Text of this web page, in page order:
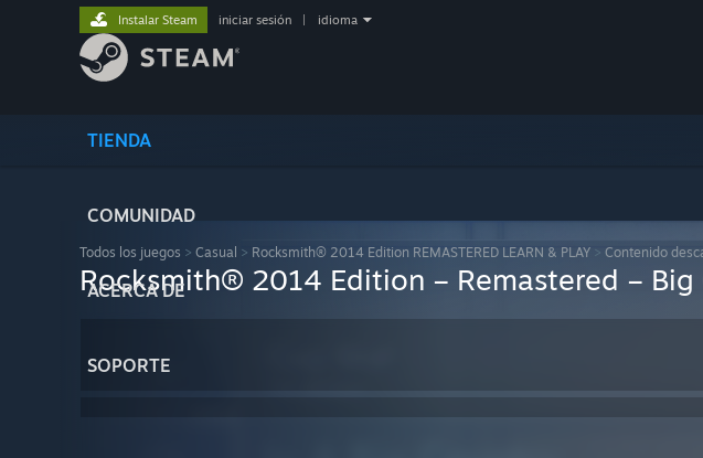
TIENDA
COMUNIDAD
ACERCA DE
SOPORTE
Instalar Steam iniciar sesión idioma
Todos los juegos > Casual > Rocksmith® 2014 Edition REMASTERED LEARN & PLAY > Contenido
Rocksmith® 2014 Edition – Remastered – Big